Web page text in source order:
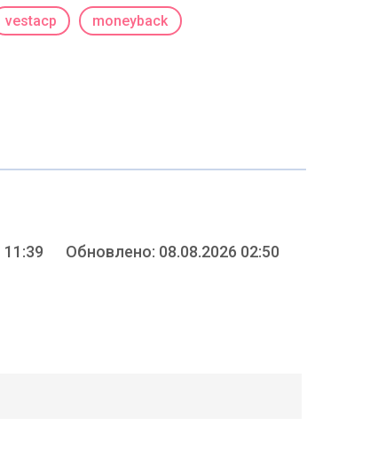
vestacp moneyback
11:39 Обновлено: 08.08.2026 02:50